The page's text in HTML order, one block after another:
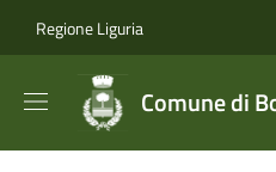
Regione Liguria
Comune di